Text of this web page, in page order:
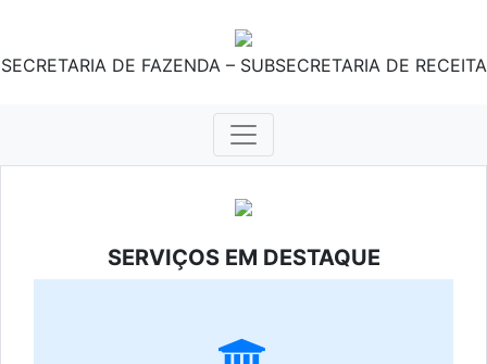
SECRETARIA DE FAZENDA – SUBSECRETARIA DE RECEITA
SERVIÇOS EM DESTAQUE